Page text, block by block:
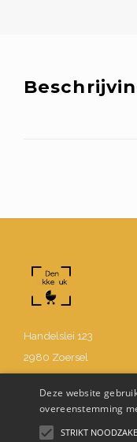
Handelslei 123
2980 Zoersel
03 302 48 58
Deze website
overeenstemming
STRIKT